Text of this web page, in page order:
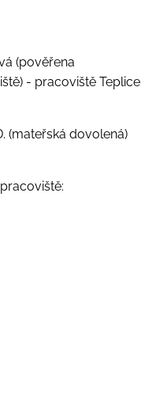
(pověřena
- pracoviště Teplice
(mateřská dovolená)